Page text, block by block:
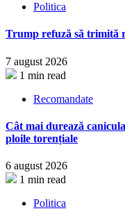
Politica
Trump refuză să trimită
7 august 2026
1 min read
Recomandate
Cât mai durează
ploile torențiale
6 august 2026
1 min read
Politica